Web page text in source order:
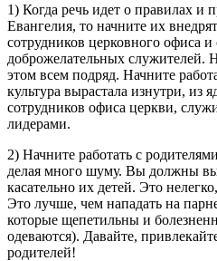
1) Когда речь идет о правилах
Евангелия, то начните их
сотрудников церковного офиса
доброжелательных служителей.
этом всем подряд. Начните
культура вырастала изнутри, из
сотрудников офиса церкви,
лидерами.
2) Начните работать с
делая много шуму. Вы должны
касательно их детей. Это
Это лучше, чем нападать на
которые щепетильны и
одеваются). Давайте,
родителей!